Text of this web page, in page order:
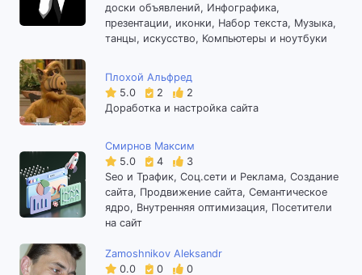
доски объявлений, Инфографика,
презентации, иконки, Набор текста, Музыка,
танцы, искусство, Компьютеры и ноутбуки
Плохой Альфред
5.0
2
2
Доработка и настройка сайта
Смирнов Максим
5.0
4
3
Seo и Трафик, Соц.сети и Реклама, Создание
сайта, Продвижение сайта, Семантическое
ядро, Внутренняя оптимизация, Посетители
на сайт
Zamoshnikov Aleksandr
0.0
0 0